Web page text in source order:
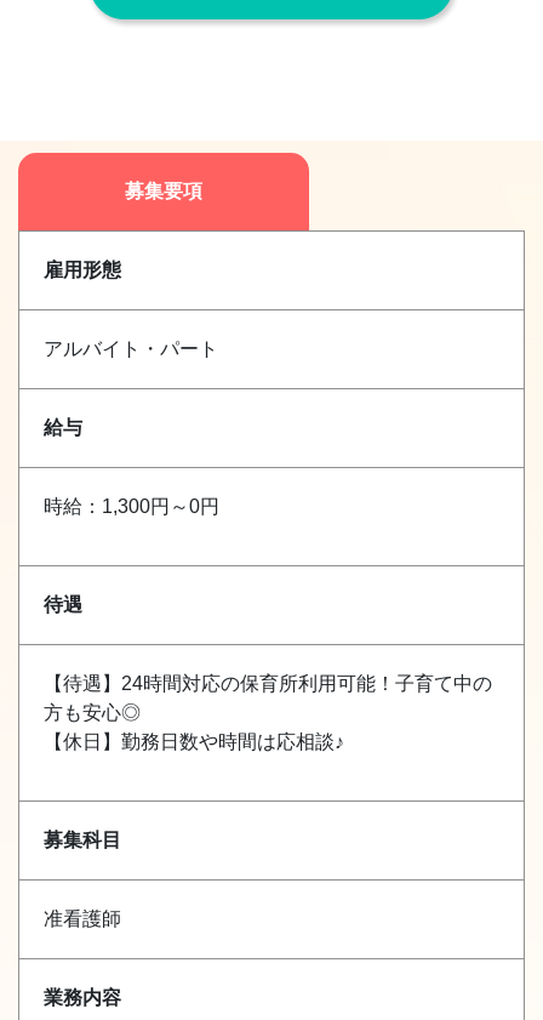
募集要項
雇用形態
アルバイト・パート
給与
時給：1,300円～0円
待遇
【待遇】24時間対応の保育所利用可能！子育て中の
方も安心◎
【休日】勤務日数や時間は応相談♪
募集科目
准看護師
業務内容